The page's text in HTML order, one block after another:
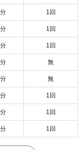
1回
1回
1回
無
無
1回
1回
1回